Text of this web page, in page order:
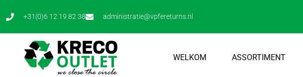
+31(0)6 12 19 82 38 administratie@vpfereturns.nl
WELKOM ASSORTIMENT